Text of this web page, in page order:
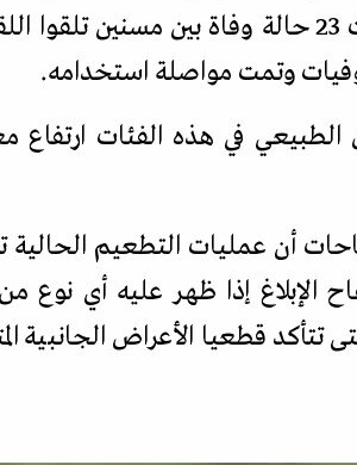
وليست مرتبطة بالتطعيم، كما حدث من قبل مع لقاح فايزر عندما وقعت 23 حالة وفاة بين
وتمت مواصلة استخدامه.
الطبيعي في هذه الفئات ارتفاع
أن عمليات التطعيم
الإبلاغ إذا ظهر عليه أي نوع من
قطعيا الأعراض الجانبية